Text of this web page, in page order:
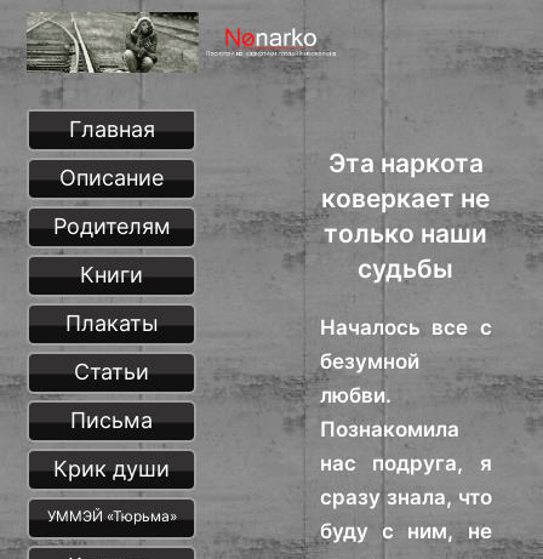
Эта наркота
коверкает не
только наши
судьбы
Началось все с
безумной
любви.
Познакомила
нас подруга, я
сразу знала, что
буду с ним, не
Главная
Описание
Родителям
Книги
Плакаты
Статьи
Письма
Крик души
УММЭЙ «Тюрьма»